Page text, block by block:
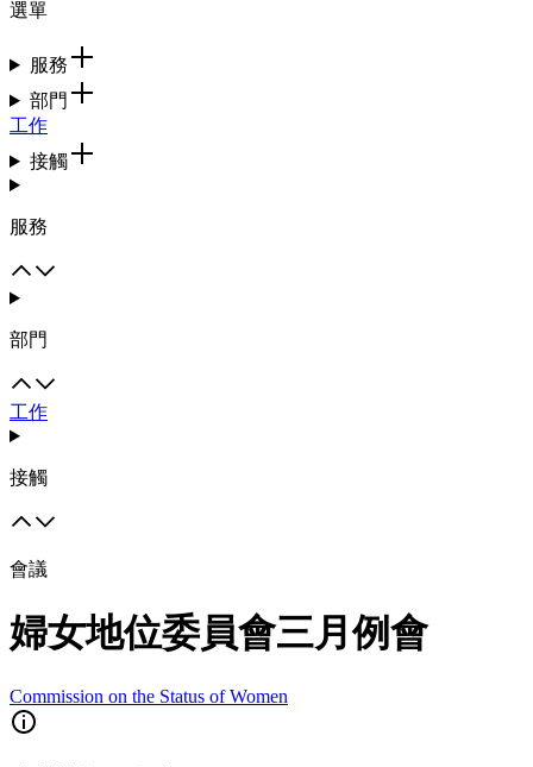
選單
服務
部門
工作
接觸
服務
部門
工作
接觸
會議
婦女地位委員會三月例會
Commission on the Status of Women